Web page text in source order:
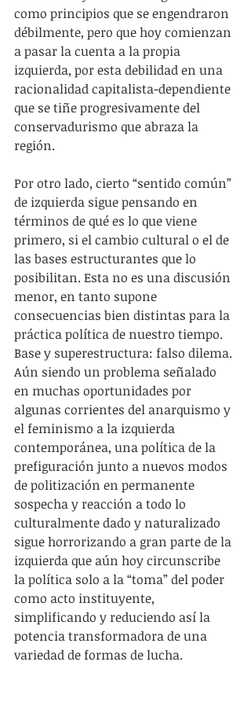
como principios que se engendraron
débilmente, pero que hoy comienzan
a pasar la cuenta a la propia
izquierda, por esta debilidad en una
racionalidad capitalista-dependiente
que se tiñe progresivamente del
conservadurismo que abraza la
región.
Por otro lado, cierto “sentido común”
de izquierda sigue pensando en
términos de qué es lo que viene
primero, si el cambio cultural o el de
las bases estructurantes que lo
posibilitan. Esta no es una discusión
menor, en tanto supone
consecuencias bien distintas para la
práctica política de nuestro tiempo.
Base y superestructura: falso dilema.
Aún siendo un problema señalado
en muchas oportunidades por
algunas corrientes del anarquismo y
el feminismo a la izquierda
contemporánea, una política de la
prefiguración junto a nuevos modos
de politización en permanente
sospecha y reacción a todo lo
culturalmente dado y naturalizado
sigue horrorizando a gran parte de la
izquierda que aún hoy circunscribe
la política solo a la “toma” del poder
como acto instituyente,
simplificando y reduciendo así la
potencia transformadora de una
variedad de formas de lucha.